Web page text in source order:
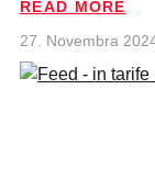
READ MORE
27. Novembra